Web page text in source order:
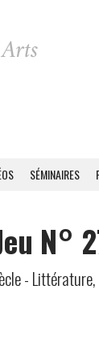
SÉMINAIRES
N°
-